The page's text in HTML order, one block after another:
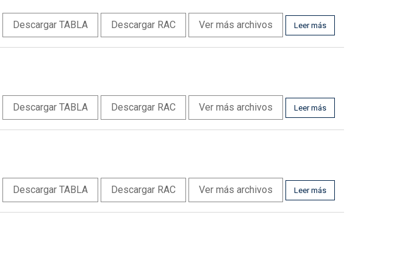
Descargar TABLA Descargar RAC Ver más archivos Leer más
Descargar TABLA Descargar RAC Ver más archivos Leer más
Descargar TABLA Descargar RAC Ver más archivos Leer más